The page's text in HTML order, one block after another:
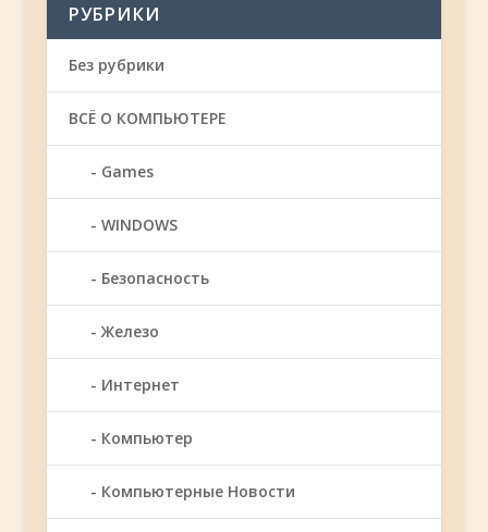
РУБРИКИ
Без рубрики
ВСЁ О КОМПЬЮТЕРЕ
Games
WINDOWS
Безопасность
Железо
Интернет
Компьютер
Компьютерные Новости